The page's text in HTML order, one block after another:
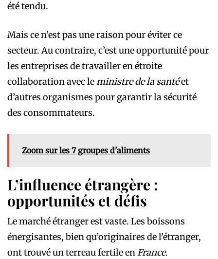
été tendu.
Mais ce n’est pas une raison pour éviter ce
secteur. Au contraire, c’est une opportunité pour
les entreprises de travailler en étroite
collaboration avec le ministre de la santéet
d’autres organismes pour garantir la sécurité
des consommateurs.
Zoom sur les 7 groupes d'aliments
L’influence étrangère :
opportunités et défis
Le marché étranger est vaste. Les boissons
énergisantes, bien qu’originaires de l’étranger,
ont trouvé un terreau fertile en France.